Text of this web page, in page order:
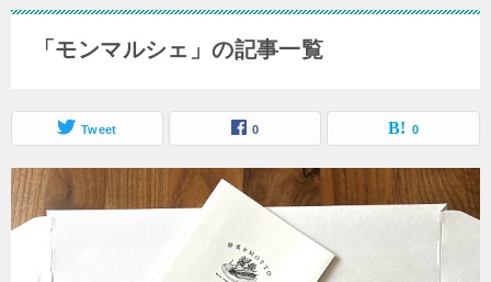
「モンマルシェ」の記事一覧
Tweet 0 0